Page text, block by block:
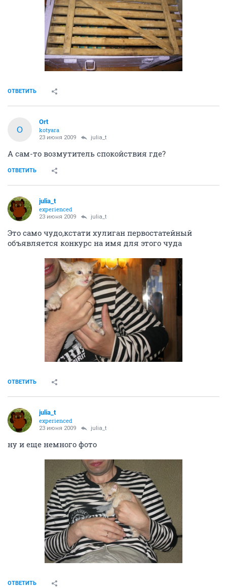
ОТВЕТИТЬ
O
Ort
kotyara
23 июня 2009 julia_t
А сам-то возмутитель спокойствия где?
ОТВЕТИТЬ
julia_t
experienced
23 июня 2009 julia_t
Это само чудо,кстати хулиган первостатейный
объявляется конкурс на имя для этого чуда
ОТВЕТИТЬ
julia_t
experienced
23 июня 2009 julia_t
ну и еще немного фото
ОТВЕТИТЬ